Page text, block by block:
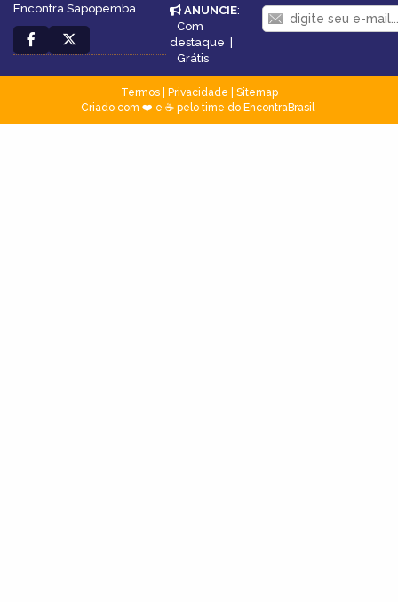
Encontra Sapopemba.
ANUNCIE:
Com
destaque |
Grátis
Termos| Privacidade
Sitemap
Criado com ❤️ e ☕ pelo time do EncontraBrasil